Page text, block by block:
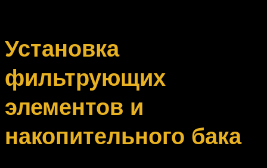
Установка
фильтрующих
элементов и
накопительного бака